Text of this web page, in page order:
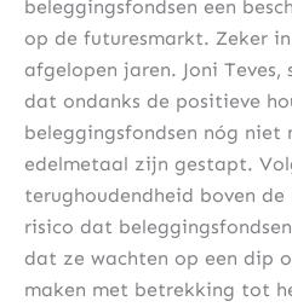
beleggingsfondsen een
op de futuresmarkt. Zeker
afgelopen jaren. Joni
dat ondanks de positieve
beleggingsfondsen nóg niet
edelmetaal zijn gestapt.
terughoudendheid boven
risico dat
dat ze wachten op een dip
maken met betrekking tot